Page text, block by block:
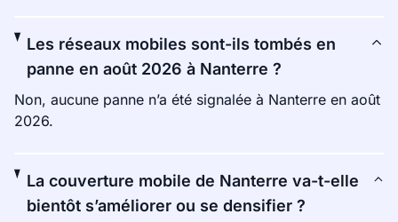
Les réseaux mobiles sont-ils tombés en
panne en août 2026 à Nanterre ?
Non, aucune panne n’a été signalée à Nanterre en août
2026.
La couverture mobile de Nanterre va-t-elle
bientôt s’améliorer ou se densifier ?